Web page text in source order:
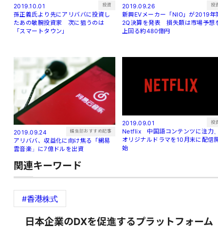
2019.10.01 投資
孫正義氏より先にアリババに投資し
たあの敏腕投資家 次に狙うのは
「スマートタウン」
2019.09.26 投
新興EVメーカー「NIO」が2019年
2Q決算を発表 損失額は市場予想
上回る約480億円
2019.09.24 編集部おすすめ記事
アリババ、収益化に向け焦る「網易
雲音楽」に7億ドルを出資
2019.09.01 投
Netflix 中国語コンテンツに注力
オリジナルドラマを10月末に配信
始
関連キーワード
#香港株式
日本企業のDXを促進するプラットフォーム